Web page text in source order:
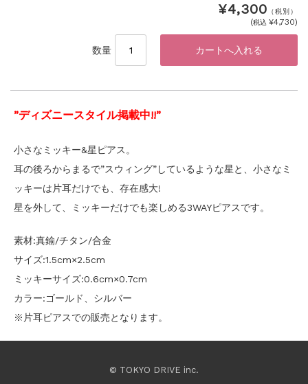
¥4,300 （税別）
(税込 ¥4,730)
数量
”ディズニースタイル掲載中!!”
小さなミッキー&星ピアス。
耳の後ろからまるで”スウィング”しているような星と、小さなミ
ッキーは片耳だけでも、存在感大!
星を外して、ミッキーだけでも楽しめる3WAYピアスです。
素材:真鍮/チタン/合金
サイズ:1.5cm×2.5cm
ミッキーサイズ:0.6cm×0.7cm
カラー:ゴールド、シルバー
※片耳ピアスでの販売となります。
© TOKYO DRIVE inc.